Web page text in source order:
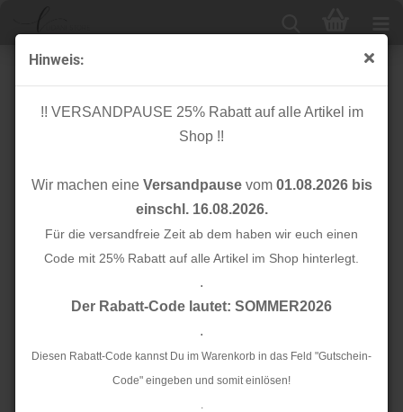
Hinweis:
!! VERSANDPAUSE 25% Rabatt auf alle Artikel im
Shop !!
Wir machen eine Versandpausevom 01.08.2026 bis
einschl. 16.08.2026.
Für die versandfreie Zeit ab dem haben wir euch einen
Code mit 25% Rabatt auf alle Artikel im Shop hinterlegt.
.
Der Rabatt-Code lautet: SOMMER2026
.
Diesen Rabatt-Code kannst Du im Warenkorb in das Feld "Gutschein-
Code" eingeben und somit einlösen!
.
Papierschnittmuster - Vinny Sweatjacke - Kinder -
Kibadoo